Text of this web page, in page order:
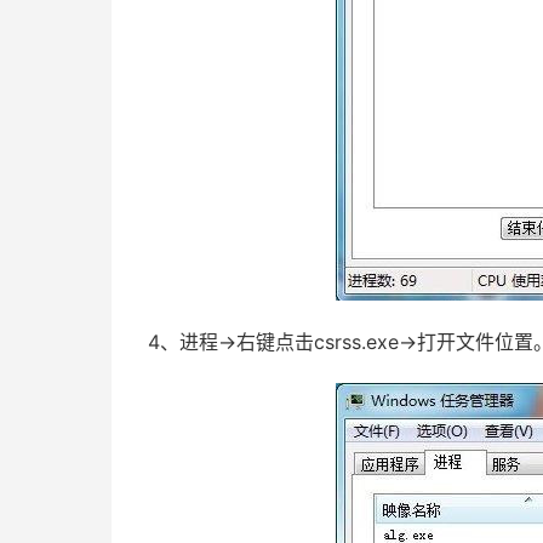
4、进程→右键点击csrss.exe→打开文件位置